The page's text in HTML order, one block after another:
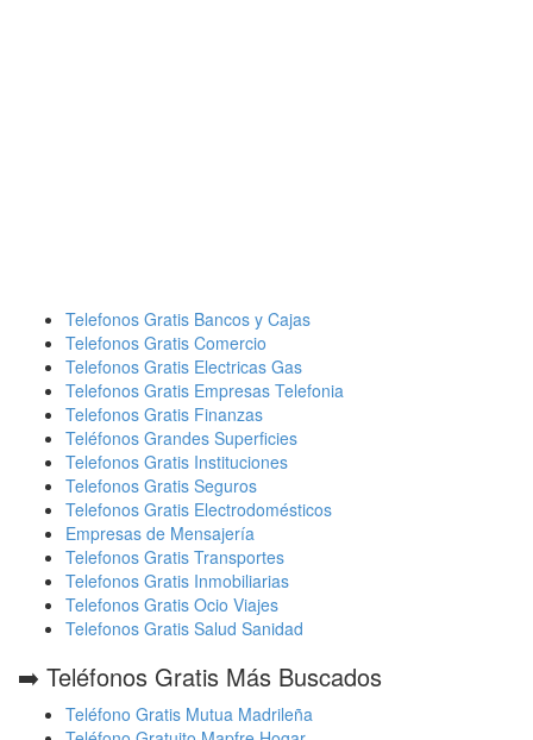
Telefonos Gratis Bancos y Cajas
Telefonos Gratis Comercio
Telefonos Gratis Electricas Gas
Telefonos Gratis Empresas Telefonia
Telefonos Gratis Finanzas
Teléfonos Grandes Superficies
Telefonos Gratis Instituciones
Telefonos Gratis Seguros
Telefonos Gratis Electrodomésticos
Empresas de Mensajería
Telefonos Gratis Transportes
Telefonos Gratis Inmobiliarias
Telefonos Gratis Ocio Viajes
Telefonos Gratis Salud Sanidad
➡️ Teléfonos Gratis Más Buscados
Teléfono Gratis Mutua Madrileña